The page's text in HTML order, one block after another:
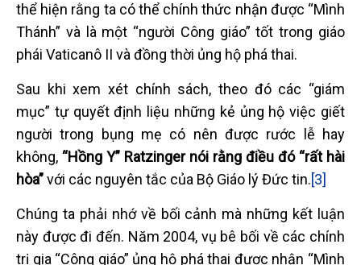
thể hiện rằng ta có thể chính thức nhận được “Mình
Thánh” và là một “người Công giáo” tốt trong giáo
phái Vaticanô II và đồng thời ủng hộ phá thai.
Sau khi xem xét chính sách, theo đó các “giám
mục” tự quyết định liệu những kẻ ủng hộ việc giết
người trong bụng mẹ có nên được rước lễ hay
không, “Hồng Y” Ratzinger nói rằng điều đó “rất hài
hòa”với các nguyên tắc của Bộ Giáo lý Đức tin.[3]
Chúng ta phải nhớ về bối cảnh mà những kết luận
này được đi đến. Năm 2004, vụ bê bối về các chính
trị gia “Công giáo” ủng hộ phá thai được nhận “Mình